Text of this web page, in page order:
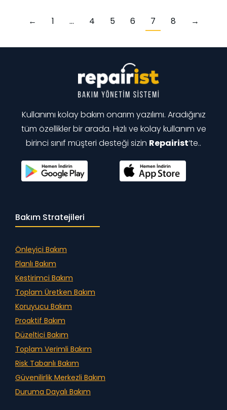
← 1 … 4 5 6 7 8 →
Kullanımı kolay bakım onarım yazılımı. Aradığınız
tüm özellikler bir arada. Hızlı ve kolay kullanım ve
birinci sınıf müşteri desteği sizin Repairist‘te..
Bakım Stratejileri
Önleyici Bakım
Planlı Bakım
Kestirimci Bakım
Toplam Üretken Bakım
Koruyucu Bakım
Proaktif Bakım
Düzeltici Bakım
Toplam Verimli Bakım
Risk Tabanlı Bakım
Güvenilirlik Merkezli Bakım
Duruma Dayalı Bakım